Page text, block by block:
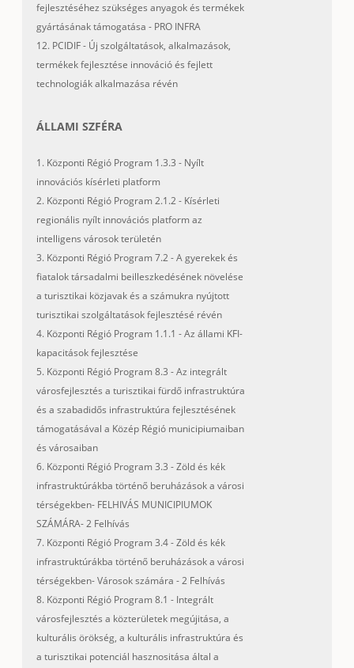
fejlesztéséhez szükséges anyagok és termékek
gyártásának támogatása - PRO INFRA
12. PCIDIF - Új szolgáltatások, alkalmazások,
termékek fejlesztése innováció és fejlett
technologiák alkalmazása révén
ÁLLAMI SZFÉRA
1. Központi Régió Program 1.3.3 - Nyílt
innovációs kísérleti platform
2. Központi Régió Program 2.1.2 - Kísérleti
regionális nyílt innovációs platform az
intelligens városok területén
3. Központi Régió Program 7.2 - A gyerekek és
fiatalok társadalmi beilleszkedésének növelése
a turisztikai közjavak és a számukra nyújtott
turisztikai szolgáltatások fejlesztésé révén
4. Központi Régió Program 1.1.1 - Az állami KFI-
kapacitások fejlesztése
5. Központi Régió Program 8.3 - Az integrált
városfejlesztés a turisztikai fürdő infrastruktúra
és a szabadidős infrastruktúra fejlesztésének
támogatásával a Közép Régió municipiumaiban
és városaiban
6. Központi Régió Program 3.3 - Zöld és kék
infrastruktúrákba történő beruházások a városi
térségekben- FELHIVÁS MUNICIPIUMOK
SZÁMÁRA- 2 Felhívás
7. Központi Régió Program 3.4 - Zöld és kék
infrastruktúrákba történő beruházások a városi
térségekben- Városok számára - 2 Felhívás
8. Központi Régió Program 8.1 - Integrált
városfejlesztés a közterületek megújitása, a
kulturális örökség, a kulturális infrastruktúra és
a turisztikai potenciál hasznositása által a